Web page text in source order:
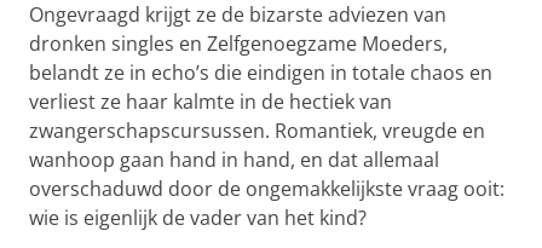
Ongevraagd krijgt ze de bizarste adviezen van
dronken singles en Zelfgenoegzame Moeders,
belandt ze in echo’s die eindigen in totale chaos en
verliest ze haar kalmte in de hectiek van
zwangerschapscursussen. Romantiek, vreugde en
wanhoop gaan hand in hand, en dat allemaal
overschaduwd door de ongemakkelijkste vraag ooit:
wie is eigenlijk de vader van het kind?